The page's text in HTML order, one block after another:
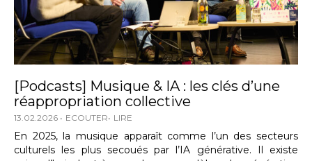
[Podcasts] Musique & IA : les clés d’une
réappropriation collective
13.02.2026 ECOUTER LIRE
En 2025, la musique apparaît comme l’un des secteurs
culturels les plus secoués par l’IA générative. Il existe